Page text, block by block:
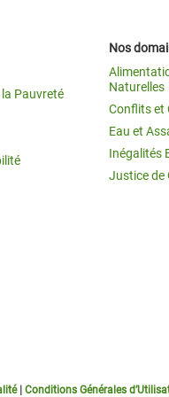
Pauvreté
Nos
Naturelles
Conflits et
Eau et
Inégalités
Justice de
| Conditions Générales